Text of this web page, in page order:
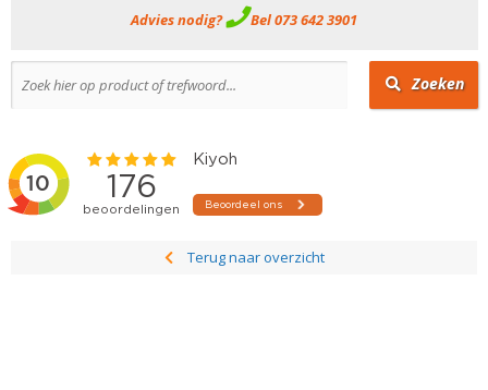
Advies nodig? Bel 073 642 3901
Zoeken
Terug naar overzicht